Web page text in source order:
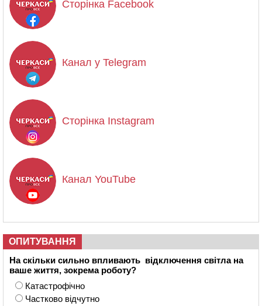
Сторінка Facebook
Канал у Telegram
Сторінка Instagram
Канал YouTube
ОПИТУВАННЯ
На скільки сильно впливають відключення світла на
ваше життя, зокрема роботу?
Катастрофічно
Частково відчутно